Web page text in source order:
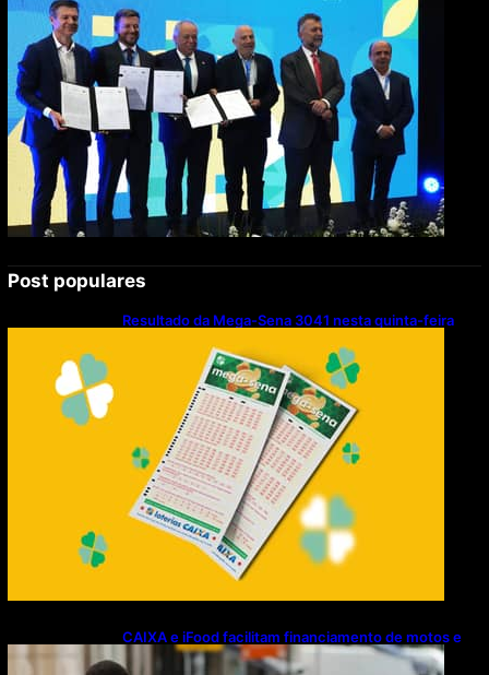
Post populares
Resultado da Mega-Sena 3041 nesta quinta-feira
CAIXA e iFood facilitam financiamento de motos e
bicicletas elétricas para entregadores